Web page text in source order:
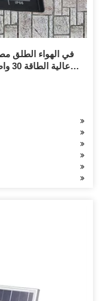
في الهواء الطلق